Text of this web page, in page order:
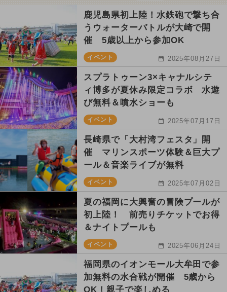
鹿児島県初上陸！水鉄砲で撃ち合
うウォーターバトルが大崎で開
催 5歳以上から参加OK
イベント 2025年08月27日
スプラトゥーン3×キャナルシテ
ィ博多が夏休み限定コラボ 水遊
び無料＆噴水ショーも
イベント 2025年07月17日
長崎県で「大村湾フェスタ」開
催 マリンスポーツ体験＆巨大プ
ール＆音楽ライブが無料
イベント 2025年07月02日
夏の福岡に大興奮の冒険プールが
初上陸！ 前売りチケットでお得
＆ナイトプールも
イベント 2025年06月24日
福岡県のイオンモール大牟田で参
加無料の水合戦が開催 5歳から
OK！親子で楽しめる